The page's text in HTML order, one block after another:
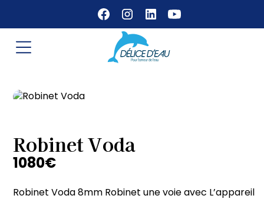
Robinet Voda
1080€
Robinet Voda 8mm Robinet une voie avec L’appareil